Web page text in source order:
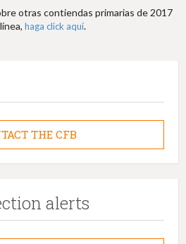
otras contiendas primarias de 2017
haga click aquí.
THE CFB
alerts